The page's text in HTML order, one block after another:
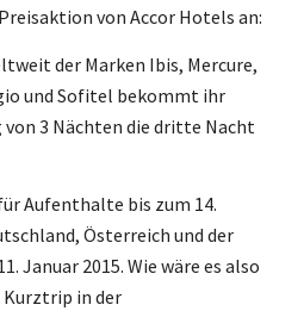
von Accor Hotels an:
der Marken Ibis, Mercure,
und Sofitel bekommt ihr
3 Nächten die dritte Nacht
Aufenthalte bis zum 14.
Österreich und der
Januar 2015. Wie wäre es also
Kurztrip in der